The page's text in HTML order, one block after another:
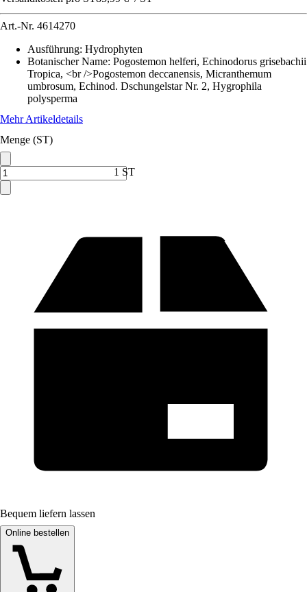
Art.-Nr. 4614270
Ausführung: Hydrophyten
Botanischer Name: Pogostemon helferi, Echinodorus grisebachii
Tropica, <br />Pogostemon deccanensis, Micranthemum
umbrosum, Echinod. Dschungelstar Nr. 2, Hygrophila
polysperma
Mehr Artikeldetails
Menge (ST)
1 ST
Bequem liefern lassen
Online bestellen